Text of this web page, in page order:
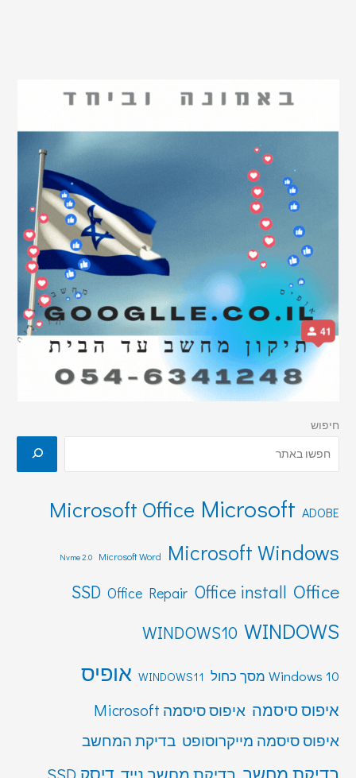
חיפוש
ADOBE
Microsoft
Microsoft Office
Microsoft Windows
Microsoft Word
Nvme 2.0
Office
Office install
Office Repair
SSD
WINDOWS
WINDOWS10
Windows 10 מסך כחול WINDOWS11 אופיס
איפוס סיסמה איפוס סיסמה Microsoft
איפוס סיסמה מייקרוסופט בדיקת המחשב
בדיקת מחשב